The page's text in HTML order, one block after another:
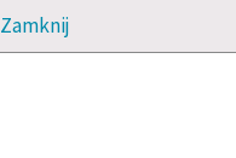
Zamknij